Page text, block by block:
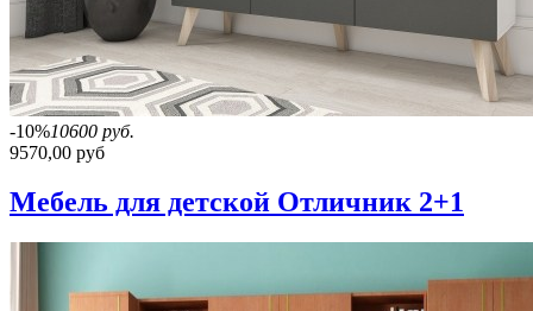
-10%10600 руб.
9570,00 руб
Мебель для детской Отличник 2+1